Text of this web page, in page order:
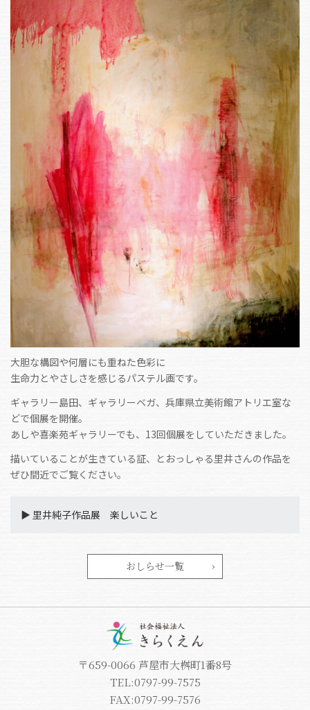
大胆な構図や何層にも重ねた色彩に
生命力とやさしさを感じるパステル画です。
ギャラリー島田、ギャラリーベガ、兵庫県立美術館アトリエ室な
どで個展を開催。
あしや喜楽苑ギャラリーでも、13回個展をしていただきました。
描いていることが生きている証、とおっしゃる里井さんの作品を
ぜひ間近でご覧ください。
▶︎ 里井純子作品展 楽しいこと
おしらせ一覧
〒659-0066 芦屋市大桝町1番8号
TEL:0797-99-7575
FAX:0797-99-7576